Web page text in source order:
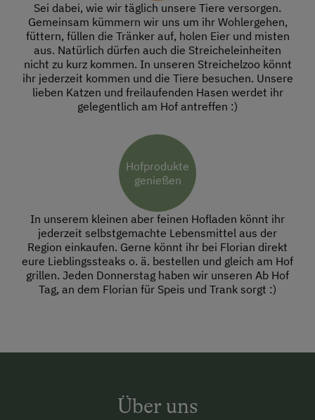
Sei dabei, wie wir täglich unsere Tiere versorgen.
Gemeinsam kümmern wir uns um ihr Wohlergehen,
füttern, füllen die Tränker auf, holen Eier und misten
aus. Natürlich dürfen auch die Streicheleinheiten
nicht zu kurz kommen. In unseren Streichelzoo könnt
ihr jederzeit kommen und die Tiere besuchen. Unsere
lieben Katzen und freilaufenden Hasen werdet ihr
gelegentlich am Hof antreffen :)
Hofprodukte
genießen
In unserem kleinen aber feinen Hofladen könnt ihr
jederzeit selbstgemachte Lebensmittel aus der
Region einkaufen. Gerne könnt ihr bei Florian direkt
eure Lieblingssteaks o. ä. bestellen und gleich am Hof
grillen. Jeden Donnerstag haben wir unseren Ab Hof
Tag, an dem Florian für Speis und Trank sorgt :)
Über uns